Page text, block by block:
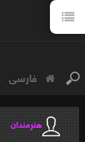
فارسی
هنرمندان